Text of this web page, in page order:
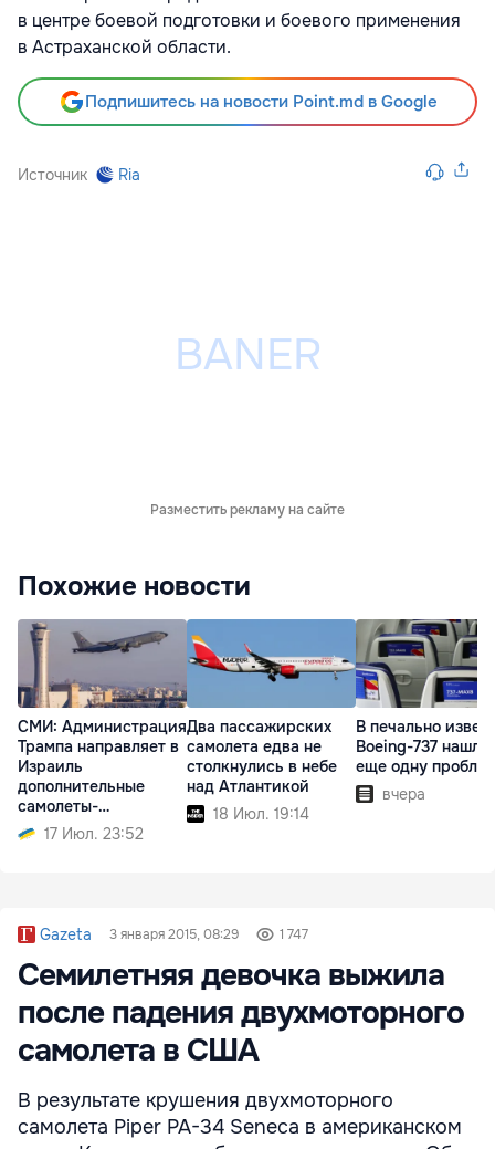
в центре боевой подготовки и боевого применения
в Астраханской области.
Подпишитесь на новости Point.md в Google
Источник Ria
Разместить рекламу на сайте
Похожие новости
СМИ: Администрация
Трампа направляет в
Израиль
дополнительные
самолеты-
заправщики
17 Июл. 23:52
Два пассажирских
самолета едва не
столкнулись в небе
над Атлантикой
18 Июл. 19:14
В печально
Boeing-737 нашли
еще одну
вчера
Gazeta 3 января 2015, 08:29 1 747
Семилетняя девочка выжила
после падения двухмоторного
самолета в США
В результате крушения двухмоторного
самолета Piper PA-34 Seneca в американском